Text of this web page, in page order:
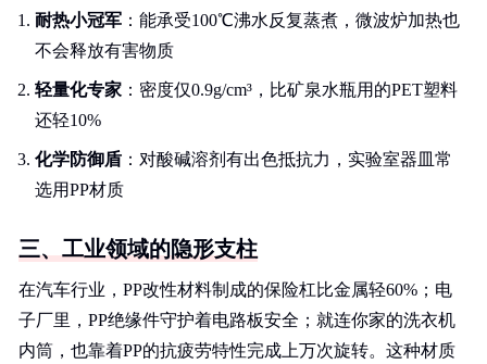
耐热小冠军 ：能承受100℃沸水反复蒸煮，微波炉加热也
不会释放有害物质
轻量化专家 ：密度仅0.9g/cm³，比矿泉水瓶用的PET塑料
还轻10%
化学防御盾 ：对酸碱溶剂有出色抵抗力，实验室器皿常
选用PP材质
三、工业领域的隐形支柱
在汽车行业，PP改性材料制成的保险杠比金属轻60%；电
子厂里，PP绝缘件守护着电路板安全；就连你家的洗衣机
内筒，也靠着PP的抗疲劳特性完成上万次旋转。这种材质